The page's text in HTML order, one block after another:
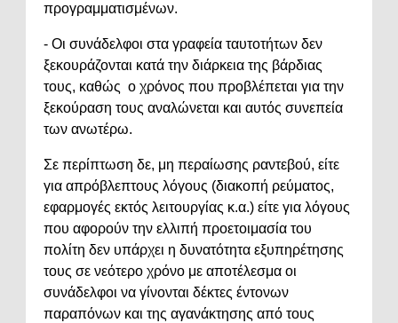
προγραμματισμένων.
- Οι συνάδελφοι στα γραφεία ταυτοτήτων δεν
ξεκουράζονται κατά την διάρκεια της βάρδιας
τους, καθώς ο χρόνος που προβλέπεται για την
ξεκούραση τους αναλώνεται και αυτός συνεπεία
των ανωτέρω.
Σε περίπτωση δε, μη περαίωσης ραντεβού, είτε
για απρόβλεπτους λόγους (διακοπή ρεύματος,
εφαρμογές εκτός λειτουργίας κ.α.) είτε για λόγους
που αφορούν την ελλιπή προετοιμασία του
πολίτη δεν υπάρχει η δυνατότητα εξυπηρέτησης
τους σε νεότερο χρόνο με αποτέλεσμα οι
συνάδελφοι να γίνονται δέκτες έντονων
παραπόνων και της αγανάκτησης από τους